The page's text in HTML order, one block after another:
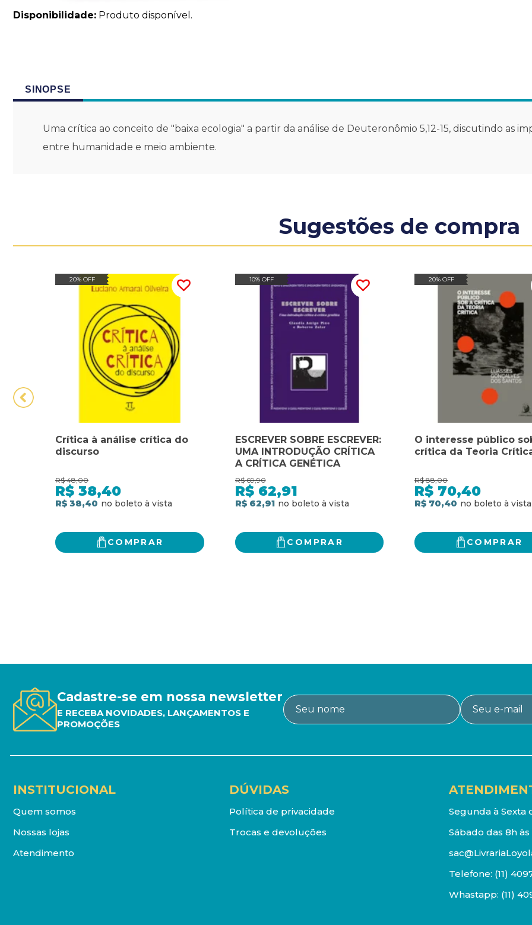
Disponibilidade: Produto disponível.
SINOPSE
Uma crítica ao conceito de "baixa ecologia" a partir da análise de Deuteronômio 5,12-15, discutindo as
entre humanidade e meio ambiente.
Sugestões de compra
20% OFF
Crítica à análise crítica do
discurso
R$ 48,00
R$ 38,40
R$ 38,40
COMPRAR
10% OFF
ESCREVER SOBRE ESCREVER:
UMA INTRODUÇÃO CRÍTICA
A CRÍTICA GENÉTICA
R$ 69,90
R$ 62,91
R$ 62,91
COMPRAR
20% OFF
O interesse público
crítica da Teoria
R$ 88,00
R$ 70,40
R$ 70,40
COMPRAR
Cadastre-se em nossa newsletter
E RECEBA NOVIDADES, LANÇAMENTOS E
PROMOÇÕES
INSTITUCIONAL
Quem somos
Nossas lojas
Atendimento
DÚVIDAS
Política de privacidade
Trocas e devoluções
Segunda à Sexta
Sábado das 8h às
Telefone: (11)
Whastapp: (11)